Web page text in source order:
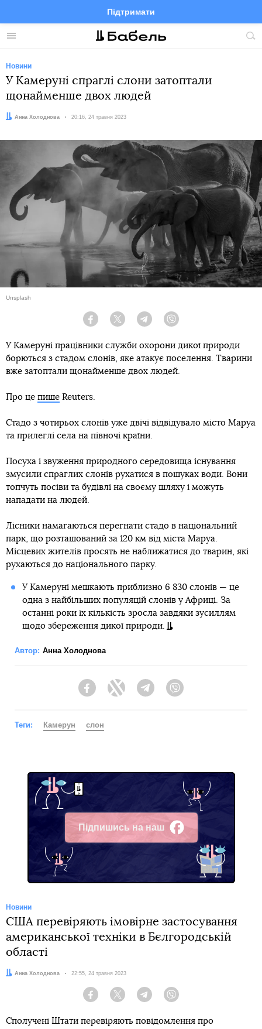
Меню
Підтримати
FacebookTelegramTwitter
Новини
У Камеруні спраглі слони затоптали
щонайменше двох людей
Автор:
Анна Холоднова Дата:
20:16, 24 травня 2023
Unsplash
Facebook Twitter Telegram
У Камеруні працівники служби охорони дикої природи
борються з стадом слонів, яке атакує поселення. Тварини
вже затоптали щонайменше двох людей.
Про це пише Reuters.
Стадо з чотирьох слонів уже двічі відвідувало місто Маруа
та прилеглі села на півночі країни.
Посуха і звуження природного середовища існування
змусили спраглих слонів рухатися в пошуках води. Вони
топчуть посіви та будівлі на своєму шляху і можуть
нападати на людей.
Лісники намагаються перегнати стадо в національний
парк, що розташований за 120 км від міста Маруа.
Місцевих жителів просять не наближатися до тварин, які
рухаються до національного парку.
У Камеруні мешкають приблизно 6 830 слонів — це
одна з найбільших популяцій слонів у Африці. За
останні роки їх кількість зросла завдяки зусиллям
щодо збереження дикої природи.
Автор: Анна Холоднова
FacebookTwitter Telegram
Теги: Камерун слон
Підпишись на наш
Facebook
Новини
США перевіряють імовірне застосування
американської техніки в Бєлгородській
області
Автор:
Анна Холоднова Дата:
22:55, 24 травня 2023
Facebook Twitter Telegram
Сполучені Штати перевіряють повідомлення про